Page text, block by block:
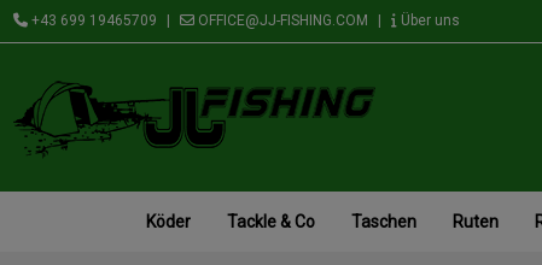
+43 699 19465709 OFFICE@JJ-FISHING.COM Über uns
Köder Tackle & Co Taschen Ruten